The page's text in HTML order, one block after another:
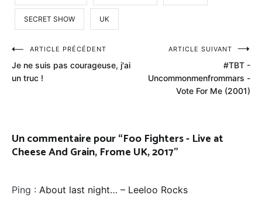
SECRET SHOW UK
Navigation
de
ARTICLE PRÉCÉDENT
Je ne suis pas courageuse, j'ai
un truc !
ARTICLE SUIVANT
#TBT -
Uncommonmenfrommars -
Vote For Me (2001)
Un commentaire pour “Foo Fighters - Live at
Cheese And Grain, Frome UK, 2017”
Ping : About last night… – Leeloo Rocks